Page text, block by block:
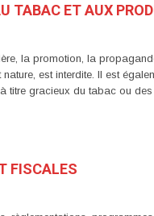
TABAC ET AUX
la promotion, la
est interdite. Il est
titre gracieux du tabac ou
FISCALES